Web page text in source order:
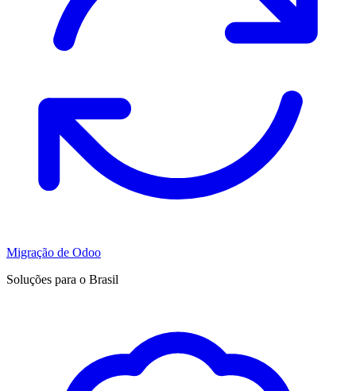
Migração de Odoo
Soluções para o Brasil